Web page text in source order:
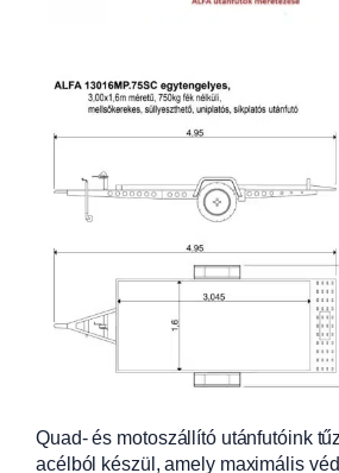
Quad- és motoszállító utánfutóink
acélból készül, amely maximális